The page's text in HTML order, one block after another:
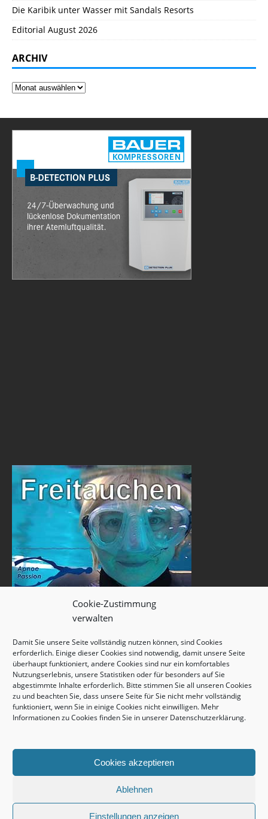
Cookie-Zustimmung
verwalten
Damit Sie unsere Seite vollständig nutzen können, sind Cookies
erforderlich. Einige dieser Cookies sind notwendig, damit unsere Seite
überhaupt funktioniert, andere Cookies sind nur ein komfortables
Nutzungserlebnis, unsere Statistiken oder für besonders auf Sie
abgestimmte Inhalte erforderlich. Bitte stimmen Sie all unseren Cookies
zu und beachten Sie, dass unsere Seite für Sie nicht mehr vollständig
funktioniert, wenn Sie in einige Cookies nicht einwilligen. Mehr
Informationen zu Cookies finden Sie in unserer Datenschutzerklärung.
Cookies akzeptieren
Ablehnen
Einstellungen anzeigen
Die Karibik unter Wasser mit Sandals Resorts
Editorial August 2026
ARCHIV